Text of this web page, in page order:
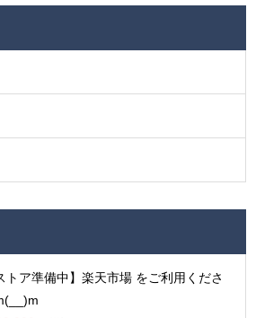
トア準備中】楽天市場 をご利用くださ